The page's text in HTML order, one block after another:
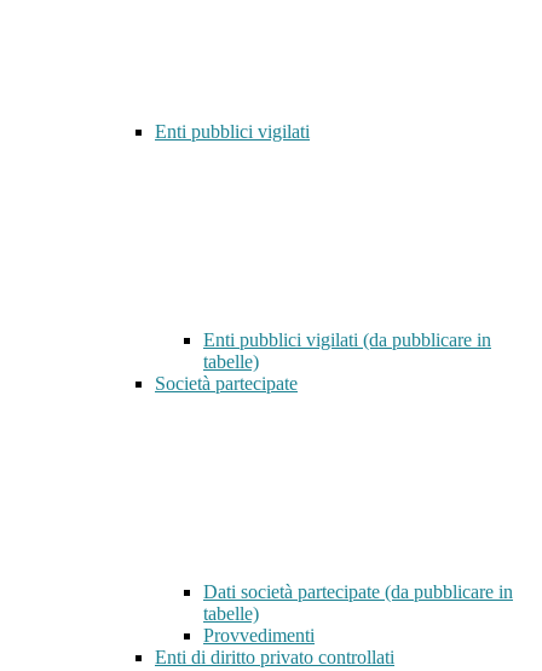
Enti pubblici vigilati
Enti pubblici vigilati (da pubblicare in
tabelle)
Società partecipate
Dati società partecipate (da pubblicare in
tabelle)
Provvedimenti
Enti di diritto privato controllati